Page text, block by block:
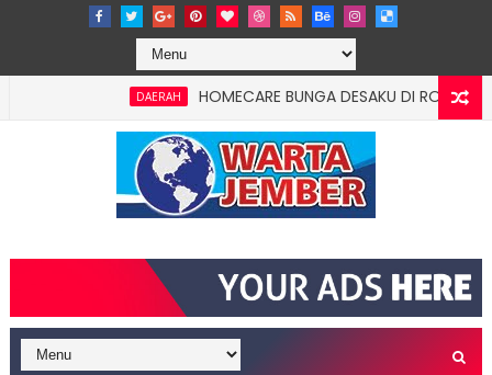
DAERAH HOMECARE BUNGA DESAKU DI ROWOTAMTU: